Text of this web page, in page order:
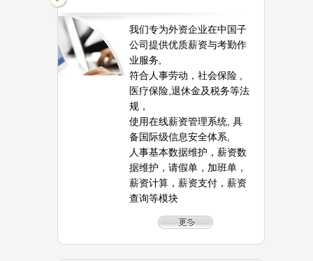
我们专为外资企业在中国子
公司提供优质薪资与考勤作
业服务,
符合人事劳动，社会保险 ,
医疗保险,退休金及税务等法
规，
使用在线薪资管理系统, 具
备国际级信息安全体系,
人事基本数据维护，薪资数
据维护，请假单，加班单，
薪资计算，薪资支付，薪资
查询等模块